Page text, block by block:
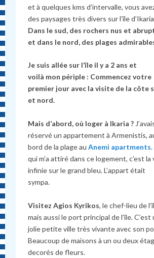
et à quelques kms d’intervalle, vous
des paysages très divers sur l’île
Dans le sud, des rochers nus et
et dans le nord, des plages
Je suis allée sur l’île il y a 2 ans et
voilà mon périple : Commencez votre
premier jour avec la visite de la côte
et nord.
Mais d’abord, où loger à Ikaria ?
réservé un appartement à Armenistis,
bord de la plage auAnemi apartments
qui m’a attiré dans ce logement, c’est la
infinie sur le grand bleu. L’appart était
sympa.
Visitez Agios Kyrikos, le chef-lieu de
mais aussi le port principal de l’île. C’est
jolie petite ville très vivante avec son
Beaucoup de maisons à un ou deux
decorés de fleurs.